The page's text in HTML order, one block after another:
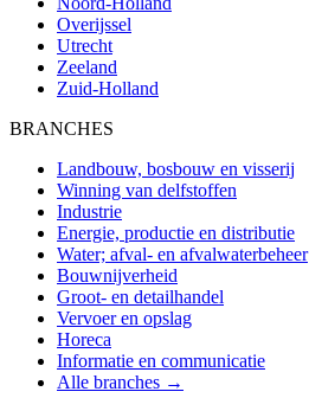
Overijssel
Utrecht
Zeeland
Zuid-Holland
BRANCHES
Landbouw, bosbouw en visserij
Winning van delfstoffen
Industrie
Energie, productie en distributie
Water; afval- en afvalwaterbeheer
Bouwnijverheid
Groot- en detailhandel
Vervoer en opslag
Horeca
Informatie en communicatie
Alle branches →